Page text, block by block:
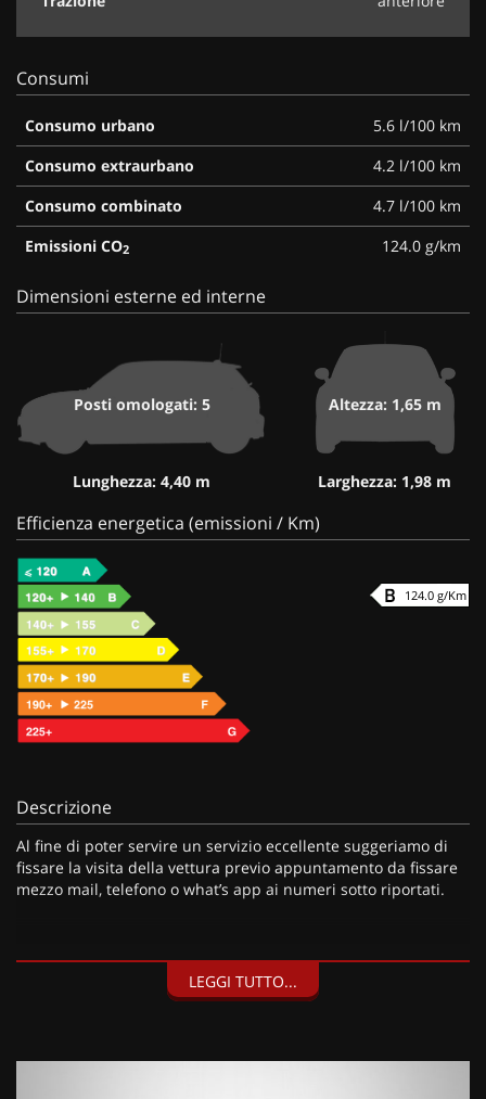
Consumi
Consumo urbano
5.6 l/100 km
Consumo extraurbano
4.2 l/100 km
Consumo combinato
4.7 l/100 km
Emissioni CO2 124.0 g/km
Dimensioni esterne ed interne
Posti omologati: 5
Lunghezza: 4,40 m
Altezza: 1,65 m
Larghezza: 1,98 m
Efficienza energetica (emissioni / Km)
124.0 g/Km
Descrizione
Al fine di poter servire un servizio eccellente suggeriamo di
fissare la visita della vettura previo appuntamento da fissare
mezzo mail, telefono o what’s app ai numeri sotto riportati.
• Consegna a domicilio;
individuali/società);
LEGGI TUTTO...